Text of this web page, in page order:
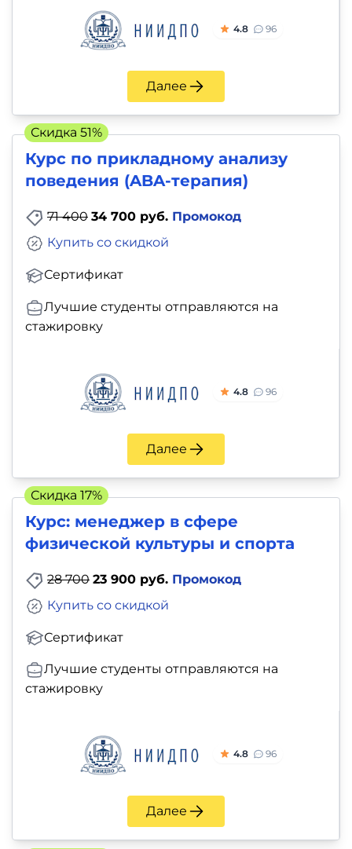
4.8 96
Далее
Курс по прикладному анализу
поведения (ABA-терапия)
71 400 34 700 руб. Промокод
Сертификат
Купить со скидкой
Лучшие студенты отправляются на
стажировку
4.8 96
Далее
Скидка 51%
Курс: менеджер в сфере
физической культуры и спорта
28 700 23 900 руб. Промокод
Сертификат
Купить со скидкой
Лучшие студенты отправляются на
стажировку
4.8 96
Далее
Скидка 17%